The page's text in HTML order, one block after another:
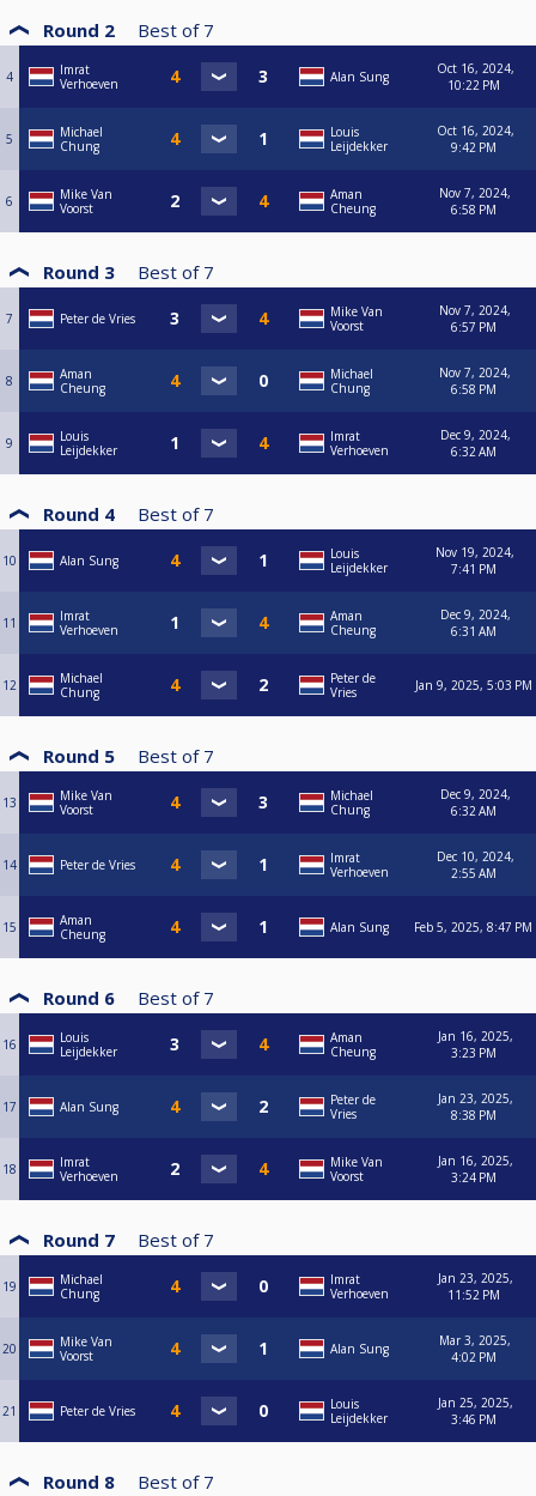
Round 2 Best of 7
4
Imrat
Verhoeven
Alan Sung
Oct 16, 2024,
10:22 PM
5
Michael
Chung
Louis
Leijdekker
Oct 16, 2024,
9:42 PM
6
Mike Van
Voorst
Aman
Cheung
Nov 7, 2024,
6:58 PM
Round 3 Best of 7
7 Peter de Vries
Mike Van
Voorst
Nov 7, 2024,
6:57 PM
8
Aman
Cheung
Michael
Chung
Nov 7, 2024,
6:58 PM
9
Louis
Leijdekker
Imrat
Verhoeven
Dec 9, 2024,
6:32 AM
Round 4 Best of 7
10 Alan Sung
Louis
Leijdekker
Nov 19, 2024,
7:41 PM
11
Imrat
Verhoeven
Aman
Cheung
Dec 9, 2024,
6:31 AM
12
Michael
Chung
Peter de
Vries
Jan 9, 2025, 5:03 PM
Round 5 Best of 7
13
Mike Van
Voorst
Michael
Chung
Dec 9, 2024,
6:32 AM
14 Peter de Vries
Imrat
Verhoeven
Dec 10, 2024,
2:55 AM
15
Aman
Cheung
Alan Sung Feb 5, 2025, 8:47 PM
Round 6 Best of 7
16
Louis
Leijdekker
Aman
Cheung
Jan 16, 2025,
3:23 PM
17 Alan Sung
Peter de
Vries
Jan 23, 2025,
8:38 PM
18
Imrat
Verhoeven
Mike Van
Voorst
Jan 16, 2025,
3:24 PM
Round 7 Best of 7
19
Michael
Chung
Imrat
Verhoeven
Jan 23, 2025,
11:52 PM
20
Mike Van
Voorst
Alan Sung
Mar 3, 2025,
4:02 PM
21 Peter de Vries
Louis
Leijdekker
Jan 25, 2025,
3:46 PM
Round 8 Best of 7